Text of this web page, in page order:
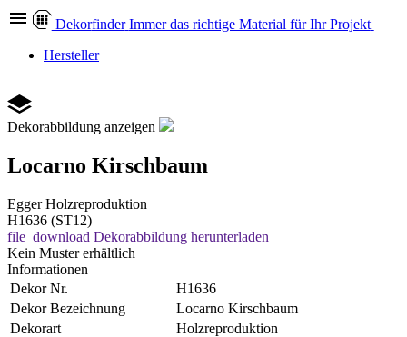
Dekorfinder Immer das richtige Material für Ihr Projekt
Hersteller
Dekorabbildung anzeigen
Locarno Kirschbaum
Egger Holzreproduktion
H1636 (ST12)
file_download Dekorabbildung herunterladen
Kein Muster erhältlich
Informationen
Dekor Nr.
H1636
Dekor Bezeichnung
Locarno Kirschbaum
Dekorart
Holzreproduktion